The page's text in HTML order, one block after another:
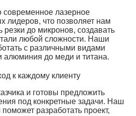
современное лазерное
лидеров, что позволяет нам
резки до микронов, создавать
любой сложности. Наши
с различными видами
алюминия до меди и титана.
к каждому клиенту
и готовы предложить
под конкретные задачи. Наш
поможет разработать проект,